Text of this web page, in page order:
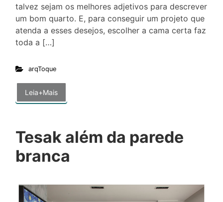
talvez sejam os melhores adjetivos para descrever
um bom quarto. E, para conseguir um projeto que
atenda a esses desejos, escolher a cama certa faz
toda a […]
arqToque
Leia+Mais
Tesak além da parede
branca